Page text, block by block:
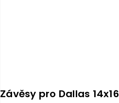
Závěsy pro Dallas 14x16